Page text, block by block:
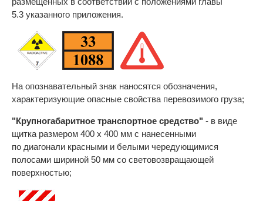
5.3 указанного приложения.
На опознавательный знак наносятся обозначения,
характеризующие опасные свойства перевозимого груза;
"Крупногабаритное транспортное средство" - в виде
щитка размером 400 x 400 мм с нанесенными
по диагонали красными и белыми чередующимися
полосами шириной 50 мм со световозвращающей
поверхностью;